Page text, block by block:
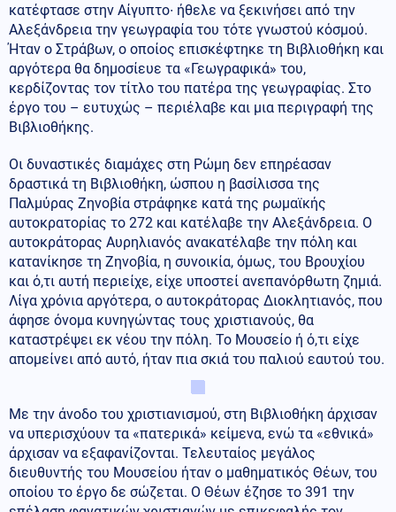
κατέφτασε στην Αίγυπτο∙ ήθελε να ξεκινήσει από την
Αλεξάνδρεια την γεωγραφία του τότε γνωστού κόσμού.
Ήταν ο Στράβων, ο οποίος επισκέφτηκε τη Βιβλιοθήκη και
αργότερα θα δημοσίευε τα «Γεωγραφικά» του,
κερδίζοντας τον τίτλο του πατέρα της γεωγραφίας. Στο
έργο του – ευτυχώς – περιέλαβε και μια περιγραφή της
Βιβλιοθήκης.
Οι δυναστικές διαμάχες στη Ρώμη δεν επηρέασαν
δραστικά τη Βιβλιοθήκη, ώσπου η βασίλισσα της
Παλμύρας Ζηνοβία στράφηκε κατά της ρωμαϊκής
αυτοκρατορίας το 272 και κατέλαβε την Αλεξάνδρεια. Ο
αυτοκράτορας Αυρηλιανός ανακατέλαβε την πόλη και
κατανίκησε τη Ζηνοβία, η συνοικία, όμως, του Βρουχίου
και ό,τι αυτή περιείχε, είχε υποστεί ανεπανόρθωτη ζημιά.
Λίγα χρόνια αργότερα, ο αυτοκράτορας Διοκλητιανός, που
άφησε όνομα κυνηγώντας τους χριστιανούς, θα
καταστρέψει εκ νέου την πόλη. Το Μουσείο ή ό,τι είχε
απομείνει από αυτό, ήταν πια σκιά του παλιού εαυτού του.
Με την άνοδο του χριστιανισμού, στη Βιβλιοθήκη άρχισαν
να υπερισχύουν τα «πατερικά» κείμενα, ενώ τα «εθνικά»
άρχισαν να εξαφανίζονται. Τελευταίος μεγάλος
διευθυντής του Μουσείου ήταν ο μαθηματικός Θέων, του
οποίου το έργο δε σώζεται. Ο Θέων έζησε το 391 την